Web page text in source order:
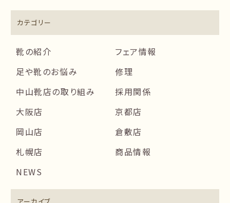
カテゴリー
靴の紹介
フェア情報
足や靴のお悩み
修理
中山靴店の取り組み
採用関係
大阪店
京都店
岡山店
倉敷店
札幌店
商品情報
NEWS